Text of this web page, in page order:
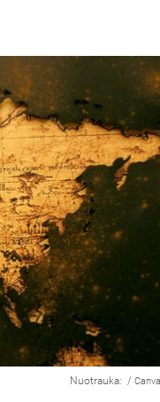
Nuotrauka: /